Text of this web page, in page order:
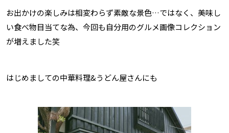
お出かけの楽しみは相変わらず素敵な景色…ではなく、美味し
い食べ物目当てな為、今回も自分用のグルメ画像コレクション
が増えました笑
はじめましての中華料理&うどん屋さんにも